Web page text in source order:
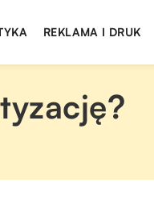
REKLAMA I DRUK